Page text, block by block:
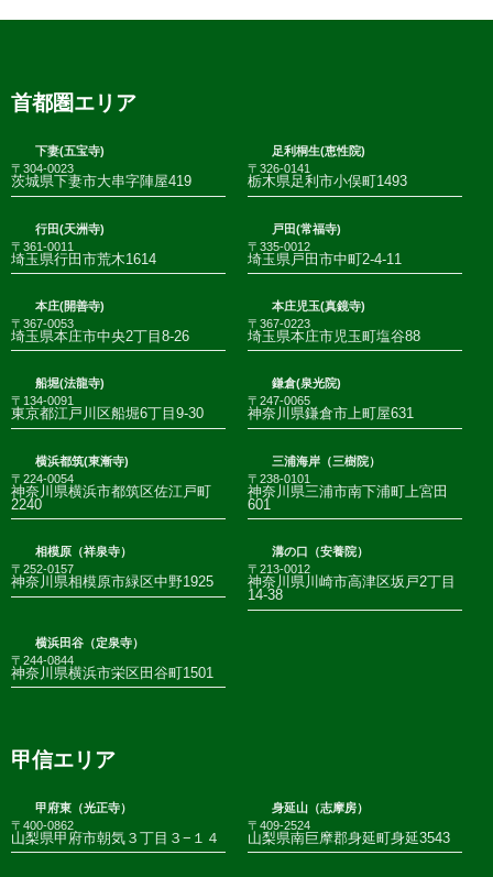
首都圏エリア
下妻(五宝寺)
〒304-0023
茨城県下妻市大串字陣屋419
足利桐生(恵性院)
〒326-0141
栃木県足利市小俣町1493
行田(天洲寺)
〒361-0011
埼玉県行田市荒木1614
戸田(常福寺)
〒335-0012
埼玉県戸田市中町2-4-11
本庄(開善寺)
〒367-0053
埼玉県本庄市中央2丁目8-26
本庄児玉(真鏡寺)
〒367-0223
埼玉県本庄市児玉町塩谷88
船堀(法龍寺)
〒134-0091
東京都江戸川区船堀6丁目9-30
鎌倉(泉光院)
〒247-0065
神奈川県鎌倉市上町屋631
横浜都筑(東漸寺)
〒224-0054
神奈川県横浜市都筑区佐江戸町
2240
三浦海岸（三樹院）
〒238-0101
神奈川県三浦市南下浦町上宮田
601
相模原（祥泉寺）
〒252-0157
神奈川県相模原市緑区中野1925
溝の口（安養院）
〒213-0012
神奈川県川崎市高津区坂戸2丁目
14-38
横浜田谷（定泉寺）
〒244-0844
神奈川県横浜市栄区田谷町1501
甲信エリア
甲府東（光正寺）
〒400-0862
山梨県甲府市朝気３丁目３−１４
身延山（志摩房）
〒409-2524
山梨県南巨摩郡身延町身延3543